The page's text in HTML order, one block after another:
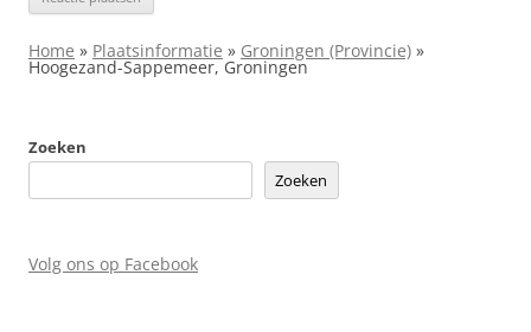
Home » Plaatsinformatie » Groningen (Provincie) »
Hoogezand-Sappemeer, Groningen
Zoeken
Zoeken
Volg ons op Facebook